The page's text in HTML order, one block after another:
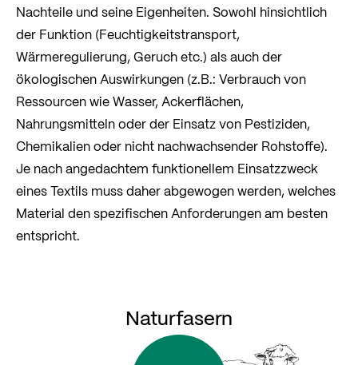
Nachteile und seine Eigenheiten. Sowohl hinsichtlich
der Funktion (Feuchtigkeitstransport,
Wärmeregulierung, Geruch etc.) als auch der
ökologischen Auswirkungen (z.B.: Verbrauch von
Ressourcen wie Wasser, Ackerflächen,
Nahrungsmitteln oder der Einsatz von Pestiziden,
Chemikalien oder nicht nachwachsender Rohstoffe).
Je nach angedachtem funktionellem Einsatzzweck
eines Textils muss daher abgewogen werden, welches
Material den spezifischen Anforderungen am besten
entspricht.
Naturfasern